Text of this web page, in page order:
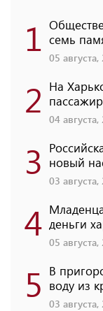
1 семь
05
2 На
04
3 новый
03
4 деньги
05
5 В
воду из
03